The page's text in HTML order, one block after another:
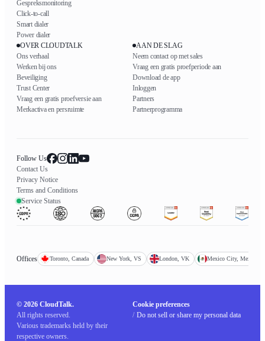
Gespreksmonitoring
Click-to-call
Smart dialer
Power dialer
OVER CLOUDTALK
Ons verhaal
Werken bij ons
Beveiliging
Trust Center
Vraag een gratis proefversie aan
Merkactiva en persruimte
AAN DE SLAG
Neem contact op met sales
Vraag een gratis proefperiode aan
Download de app
Inloggen
Partners
Partnerprogramma
Follow Us
Contact Us
Privacy Notice
Terms and Conditions
Service Status
Offices Toronto, Canada New York, VS London, VK Mexico City, Mexico
© 2026 CloudTalk.
All rights reserved.
Various trademarks held by their
respective owners.
Cookie preferences
/ Do not sell or share my personal data